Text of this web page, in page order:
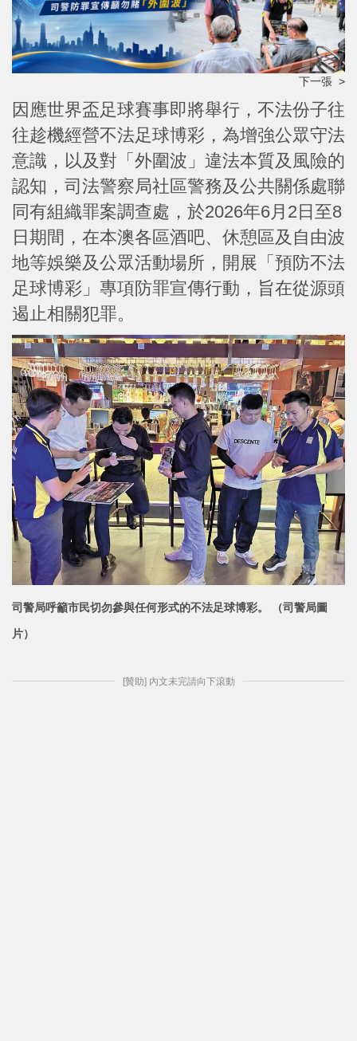
下一張 >
因應世界盃足球賽事即將舉行，不法份子往
往趁機經營不法足球博彩，為增強公眾守法
意識，以及對「外圍波」違法本質及風險的
認知，司法警察局社區警務及公共關係處聯
同有組織罪案調查處，於2026年6月2日至8
日期間，在本澳各區酒吧、休憩區及自由波
地等娛樂及公眾活動場所，開展「預防不法
足球博彩」專項防罪宣傳行動，旨在從源頭
遏止相關犯罪。
司警局呼籲市民切勿參與任何形式的不法足球博彩。 （司警局圖
片）
[贊助] 內文未完請向下滾動